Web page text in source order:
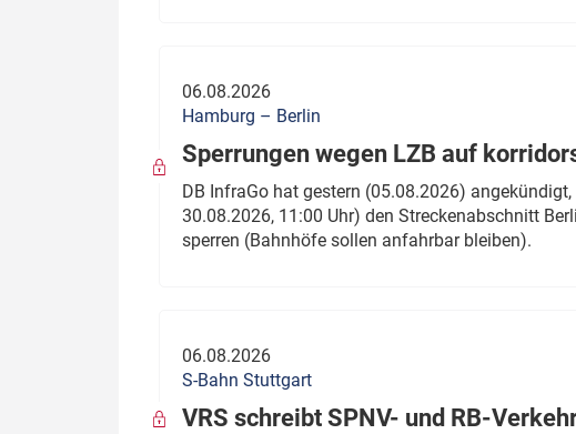
Thema des Monats
Dossier: Generalsanierung
Dossier: ETCS
Dossier:
06.08.2026
Hamburg – Berlin
Sperrungen wegen LZB auf
DB InfraGo hat gestern (05.08.2026)
30.08.2026, 11:00 Uhr) den Streckenabschnitt
sperren (Bahnhöfe sollen anfahrbar bleiben).
06.08.2026
S-Bahn Stuttgart
VRS schreibt SPNV- und RB-